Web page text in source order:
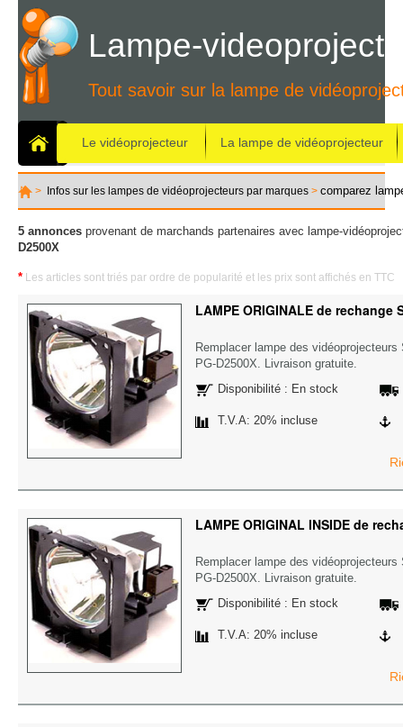
Lampe-
Tout savoir sur la lampe de
Le vidéoprojecteur La lampe de vidéoprojecteur
> Infos sur les lampes de vidéoprojecteurs par marques > comparez
5 annonces provenant de marchands partenaires avec lampe-
D2500X
* Les articles sont triés par ordre de popularité et les prix sont affichés en TTC
LAMPE ORIGINALE de rechange
Remplacer lampe des
PG-D2500X. Livraison gratuite.
Disponibilité : En stock
T.V.A: 20% incluse
LAMPE ORIGINAL INSIDE de
Remplacer lampe des
PG-D2500X. Livraison gratuite.
Disponibilité : En stock
T.V.A: 20% incluse